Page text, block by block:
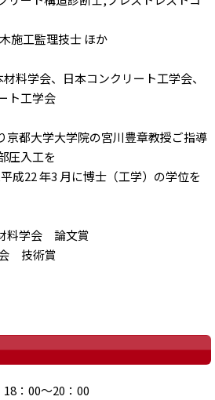
施工監理技士 ほか
料学会、日本コンクリート工学会、
ト工学会
都大学大学院の宮川豊章教授ご指導
圧入工を
成22 年3 月に博士（工学）の学位を
料学会 論文賞
技術賞
：00～20：00